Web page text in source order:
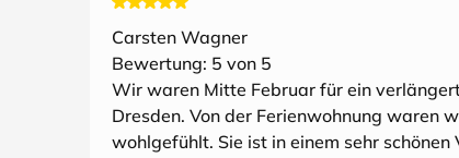
Carsten Wagner
Bewertung: 5 von 5
Wir waren Mitte Februar für ein
Dresden. Von der Ferienwohnung waren
wohlgefühlt. Sie ist in einem sehr